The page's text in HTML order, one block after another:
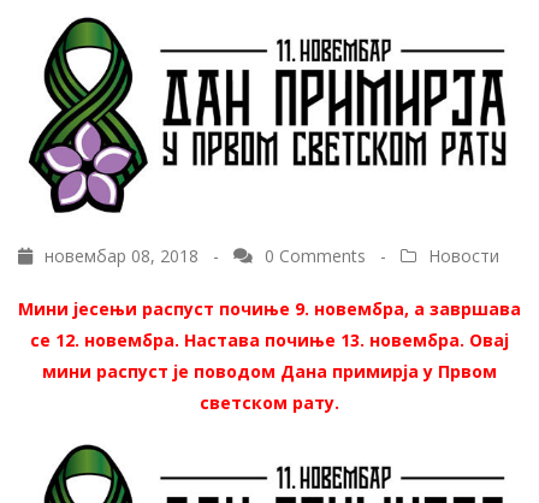
новембар 08, 2018 - 0 Comments - Новости
Мини јесењи распуст почиње 9. новембра, а завршава
се 12. новембра. Настава почиње 13. новембра. Овај
мини распуст је поводом Дана примирја у Првом
светском рату.